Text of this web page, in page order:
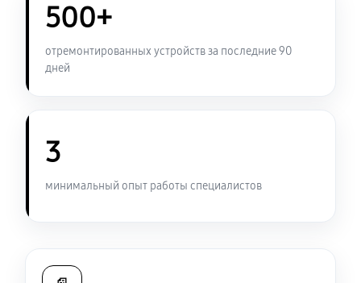
Замена контроллера питания
Чистка от пыли ноутбука Sony VAIO SV-T1122H4R
Замена южного моста ноутбука Sony VAIO SV-
80 минут
500+
отремонтированных устройств за последние 90
дней
3
минимальный опыт работы специалистов